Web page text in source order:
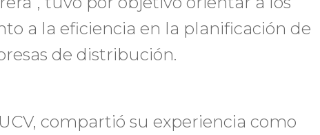
a la eficiencia en la planificación de
de distribución.
compartió su experiencia como